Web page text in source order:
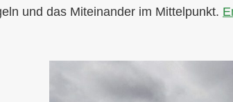
und das Miteinander im Mittelpunkt.